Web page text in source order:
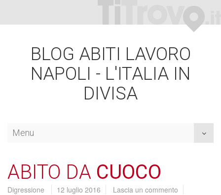
BLOG ABITI LAVORO
NAPOLI - L'ITALIA IN
DIVISA
Menu
ABITO DA CUOCO
Digressione 12 luglio 2016 Lascia un commento